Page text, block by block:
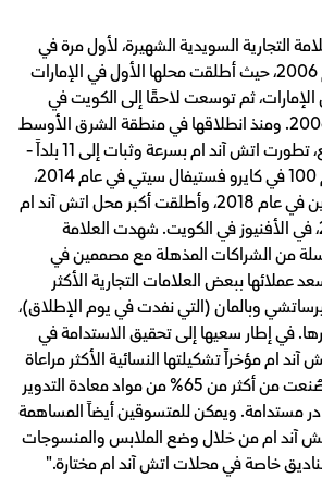
التجارية السويدية الشهيرة، لأول مرة في
الشرق الأوسط في عام 2006، حيث أطلقت محلها الأول في الإمارات
الإمارات، ثم توسعت لاحقًا إلى الكويت في
مارينا مول في سبتمبر 2006. ومنذ انطلاقها في منطقة الشرق الأوسط
من قبل مجموعة الشايع، تطورت اتش آند ام بسرعة وثبات إلى 11 بلداً -
حيث افتتحت محلها رقم 100 في كايرو فستيفال سيتي في عام 2014،
وبدأت في الظهور أونلاين في عام 2018، وأطلقت أكبر محل اتش آند ام
في العالم في عام 2019، في الأفنيوز في الكويت. شهدت العلامة
من الشراكات المذهلة مع مصممين في
عملائها ببعض العلامات التجارية الأكثر
وبالمان (التي نفدت في يوم الإطلاق)،
في إطار سعيها إلى تحقيق الاستدامة في
ام مؤخراً تشكيلتها النسائية الأكثر مراعاة
للبيئة حتى الآن، والتي صُنعت من أكثر من 65% من مواد معادة التدوير
مستدامة. ويمكن للمتسوقين أيضاً المساهمة
آند ام من خلال وضع الملابس والمنسوجات
خاصة في محلات اتش آند ام مختارة."